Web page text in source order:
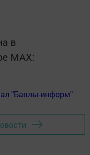
в
MАХ:
"Бавлы-информ"